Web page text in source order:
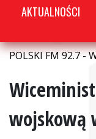
AKTUALNOŚCI
POLSKI FM 92.7 -
wojskową